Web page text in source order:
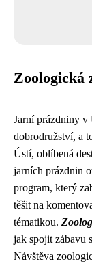
Zoologická
Jarní prázdniny v
dobrodružství, a
Ústí, oblíbená
jarních prázdnin
program, který
těšit na
tématikou.
jak spojit zábavu
Návštěva